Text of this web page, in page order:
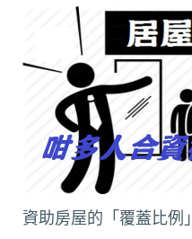
資助房屋的「覆蓋比例」